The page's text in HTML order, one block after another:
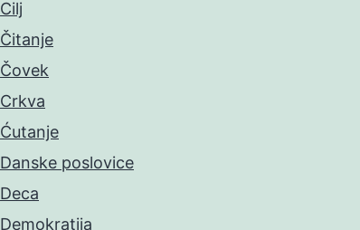
Cilj
Čitanje
Čovek
Crkva
Ćutanje
Danske poslovice
Deca
Demokratija